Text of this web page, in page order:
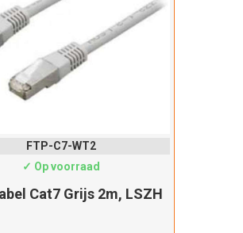
FTP-C7-WT2
✓ Op voorraad
Cat7 Grijs 2m, LSZH